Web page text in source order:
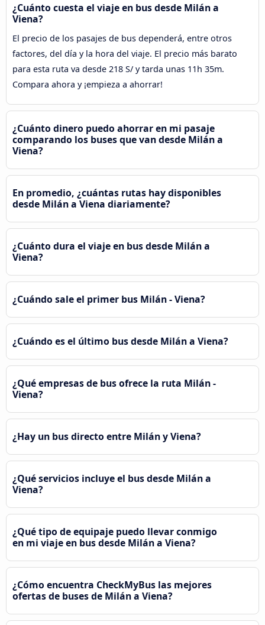
¿Cuánto cuesta el viaje en bus desde Milán a
Viena?
El precio de los pasajes de bus dependerá, entre otros
factores, del día y la hora del viaje. El precio más barato
para esta ruta va desde 218 S/ y tarda unas 11h 35m.
Compara ahora y ¡empieza a ahorrar!
¿Cuánto dinero puedo ahorrar en mi pasaje
comparando los buses que van desde Milán a
Viena?
En promedio, ¿cuántas rutas hay disponibles
desde Milán a Viena diariamente?
¿Cuánto dura el viaje en bus desde Milán a
Viena?
¿Cuándo sale el primer bus Milán - Viena?
¿Cuándo es el último bus desde Milán a Viena?
¿Qué empresas de bus ofrece la ruta Milán -
Viena?
¿Hay un bus directo entre Milán y Viena?
¿Qué servicios incluye el bus desde Milán a
Viena?
¿Qué tipo de equipaje puedo llevar conmigo
en mi viaje en bus desde Milán a Viena?
¿Cómo encuentra CheckMyBus las mejores
ofertas de buses de Milán a Viena?